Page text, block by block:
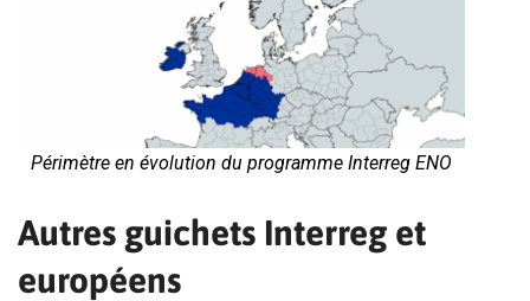
Périmètre en évolution du programme Interreg ENO
Autres guichets Interreg et
européens